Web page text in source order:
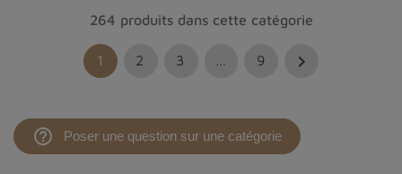
264 produits dans cette catégorie
1 2 3 9 
help_outline Poser une question sur une catégorie